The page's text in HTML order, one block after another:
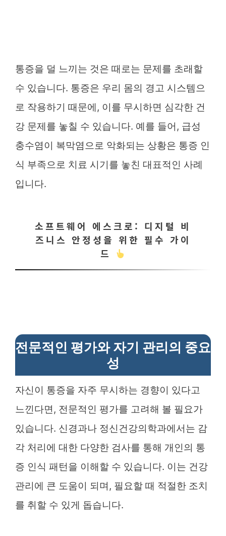
통증을 덜 느끼는 것은 때로는 문제를 초래할
수 있습니다. 통증은 우리 몸의 경고 시스템으
로 작용하기 때문에, 이를 무시하면 심각한 건
강 문제를 놓칠 수 있습니다. 예를 들어, 급성
충수염이 복막염으로 악화되는 상황은 통증 인
식 부족으로 치료 시기를 놓친 대표적인 사례
입니다.
소프트웨어 에스크로: 디지털 비
즈니스 안정성을 위한 필수 가이
드
전문적인 평가와 자기 관리의 중요
성
자신이 통증을 자주 무시하는 경향이 있다고
느낀다면, 전문적인 평가를 고려해 볼 필요가
있습니다. 신경과나 정신건강의학과에서는 감
각 처리에 대한 다양한 검사를 통해 개인의 통
증 인식 패턴을 이해할 수 있습니다. 이는 건강
관리에 큰 도움이 되며, 필요할 때 적절한 조치
를 취할 수 있게 돕습니다.